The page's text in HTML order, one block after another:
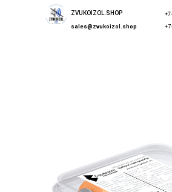
sales@zvukoizol.shop
ZVUKOIZOL.SHOP